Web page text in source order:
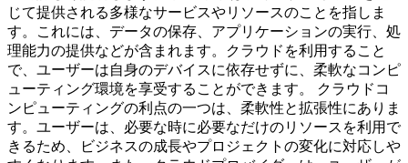
じて提供される多様なサービスやリソースのことを指しま
す。これには、データの保存、アプリケーションの実行、処
理能力の提供などが含まれます。クラウドを利用すること
で、ユーザーは自身のデバイスに依存せずに、柔軟なコンピ
ューティング環境を享受することができます。 クラウドコ
ンピューティングの利点の一つは、柔軟性と拡張性にありま
す。ユーザーは、必要な時に必要なだけのリソースを利用で
きるため、ビジネスの成長やプロジェクトの変化に対応しや